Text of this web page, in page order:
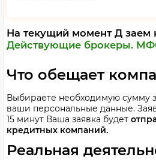
На текущий момент Д заем
Действующие брокеры.
Что обещает
Выбираете необходимую сумму
ваши персональные данные.
15 минут Ваша заявка будет
кредитных компаний.
Реальная